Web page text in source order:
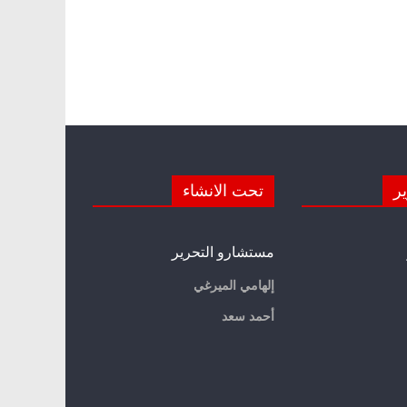
تحت الانشاء
مستشارو التحرير
إلهامي الميرغي
أحمد سعد